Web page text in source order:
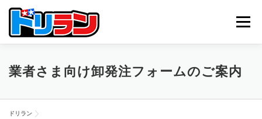
メニュー
TOP ABOUT US NEWS CONTACT
業者さま向け卸発注フォームのご案内
ドリラン